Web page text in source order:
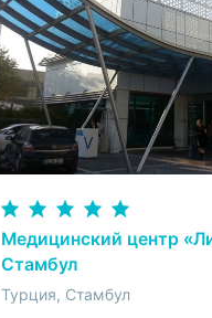
Медицинский центр
Стамбул
Турция, Стамбул